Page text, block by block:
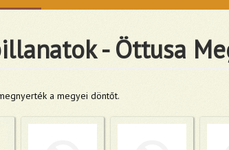
- Öttusa
a megyei döntőt.